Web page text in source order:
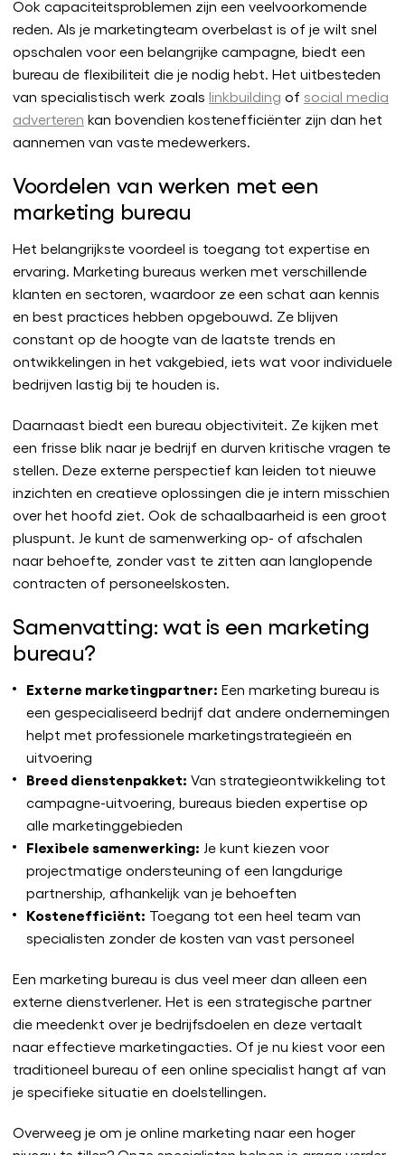
Ook capaciteitsproblemen zijn een veelvoorkomende
reden. Als je marketingteam overbelast is of je wilt snel
opschalen voor een belangrijke campagne, biedt een
bureau de flexibiliteit die je nodig hebt. Het uitbesteden
van specialistisch werk zoals linkbuilding of social media
adverteren kan bovendien kostenefficiënter zijn dan het
aannemen van vaste medewerkers.
Voordelen van werken met een
marketing bureau
Het belangrijkste voordeel is toegang tot expertise en
ervaring. Marketing bureaus werken met verschillende
klanten en sectoren, waardoor ze een schat aan kennis
en best practices hebben opgebouwd. Ze blijven
constant op de hoogte van de laatste trends en
ontwikkelingen in het vakgebied, iets wat voor individuele
bedrijven lastig bij te houden is.
Daarnaast biedt een bureau objectiviteit. Ze kijken met
een frisse blik naar je bedrijf en durven kritische vragen te
stellen. Deze externe perspectief kan leiden tot nieuwe
inzichten en creatieve oplossingen die je intern misschien
over het hoofd ziet. Ook de schaalbaarheid is een groot
pluspunt. Je kunt de samenwerking op- of afschalen
naar behoefte, zonder vast te zitten aan langlopende
contracten of personeelskosten.
Samenvatting: wat is een marketing
bureau?
Externe marketingpartner: Een marketing bureau is
een gespecialiseerd bedrijf dat andere ondernemingen
helpt met professionele marketingstrategieën en
uitvoering
Breed dienstenpakket: Van strategieontwikkeling tot
campagne-uitvoering, bureaus bieden expertise op
alle marketinggebieden
Flexibele samenwerking: Je kunt kiezen voor
projectmatige ondersteuning of een langdurige
partnership, afhankelijk van je behoeften
Kostenefficiënt: Toegang tot een heel team van
specialisten zonder de kosten van vast personeel
Een marketing bureau is dus veel meer dan alleen een
externe dienstverlener. Het is een strategische partner
die meedenkt over je bedrijfsdoelen en deze vertaalt
naar effectieve marketingacties. Of je nu kiest voor een
traditioneel bureau of een online specialist hangt af van
je specifieke situatie en doelstellingen.
Overweeg je om je online marketing naar een hoger